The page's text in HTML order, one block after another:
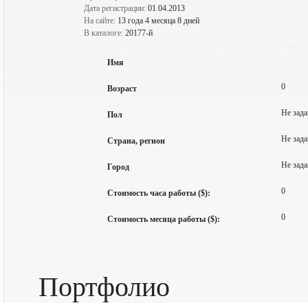
Дата регистрации: 01.04.2013
На сайте: 13 года 4 месяца 8 дней
В каталоге: 20177-й
Имя
Возраст 0
Пол Не
Страна, регион Не
Город Не
Стоимость часа работы ($): 0
Стоимость месяца работы ($): 0
Портфолио